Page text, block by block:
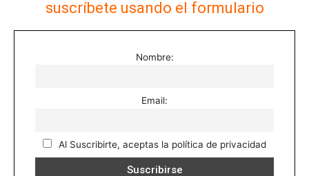
suscríbete usando el formulario
Nombre:
Email:
Al Suscribirte, aceptas la política de privacidad